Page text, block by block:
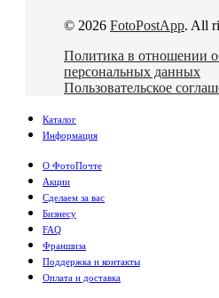
© 2026 FotoPostApp. All
Политика в отношении
персональных данных
Пользовательское
Каталог
Информация
О ФотоПочте
Акции
Сделаем за вас
Бизнесу
FAQ
Франшиза
Поддержка и контакты
Оплата и доставка